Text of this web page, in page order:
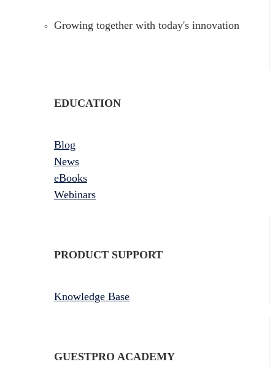
Growing together with today's innovation
EDUCATION
Blog
News
eBooks
Webinars
PRODUCT SUPPORT
Knowledge Base
GUESTPRO ACADEMY